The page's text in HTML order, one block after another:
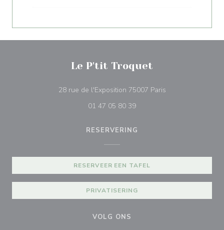
Le P'tit Troquet
28 rue de l'Exposition 75007 Paris((opent in een
01 47 05 80 39
RESERVERING
RESERVEER EEN TAFEL
PRIVATISERING
VOLG ONS